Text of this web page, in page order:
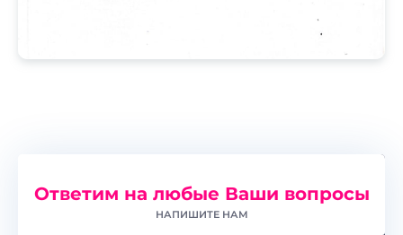
Ответим на любые Ваши вопросы
НАПИШИТЕ НАМ